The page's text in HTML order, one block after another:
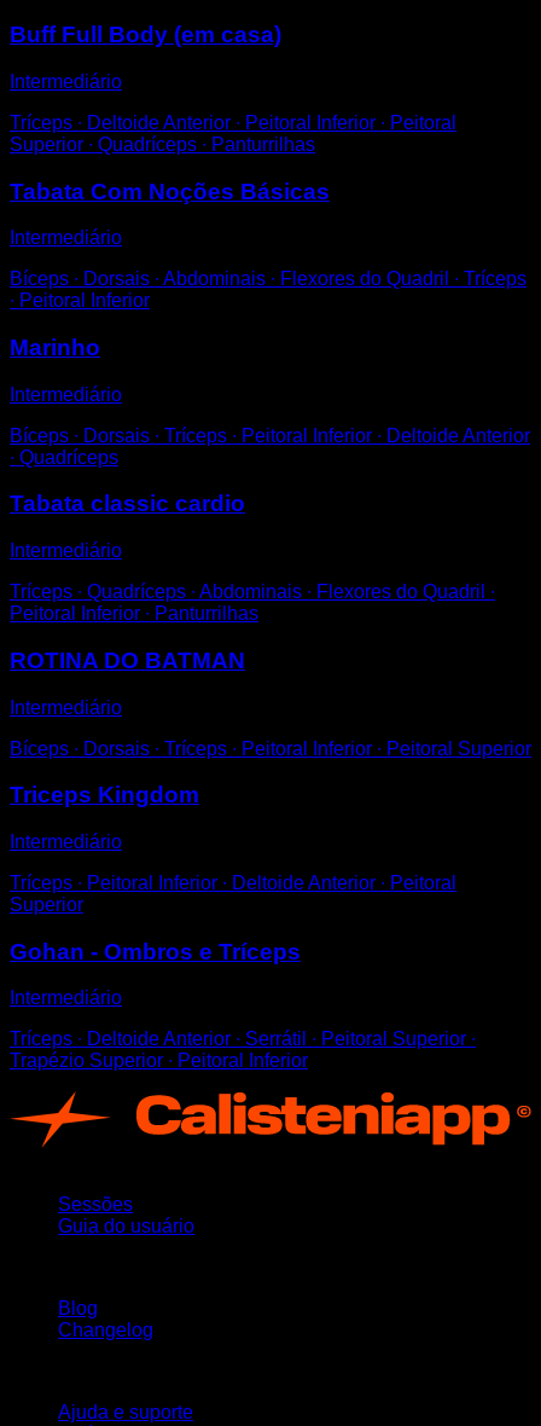
Buff Full Body (em casa)
Intermediário
Tríceps ∙ Deltoide Anterior ∙ Peitoral Inferior ∙ Peitoral
Superior ∙ Quadríceps ∙ Panturrilhas
Tabata Com Noções Básicas
Intermediário
Bíceps ∙ Dorsais ∙ Abdominais ∙ Flexores do Quadril ∙ Tríceps
∙ Peitoral Inferior
Marinho
Intermediário
Bíceps ∙ Dorsais ∙ Tríceps ∙ Peitoral Inferior ∙ Deltoide Anterior
∙ Quadríceps
Tabata classic cardio
Intermediário
Tríceps ∙ Quadríceps ∙ Abdominais ∙ Flexores do Quadril ∙
Peitoral Inferior ∙ Panturrilhas
ROTINA DO BATMAN
Intermediário
Bíceps ∙ Dorsais ∙ Tríceps ∙ Peitoral Inferior ∙ Peitoral Superior
Triceps Kingdom
Intermediário
Tríceps ∙ Peitoral Inferior ∙ Deltoide Anterior ∙ Peitoral
Superior
Gohan - Ombros e Tríceps
Intermediário
Tríceps ∙ Deltoide Anterior ∙ Serrátil ∙ Peitoral Superior ∙
Trapézio Superior ∙ Peitoral Inferior
Sessões
Guia do usuário
Blog
Changelog
Ajuda e suporte